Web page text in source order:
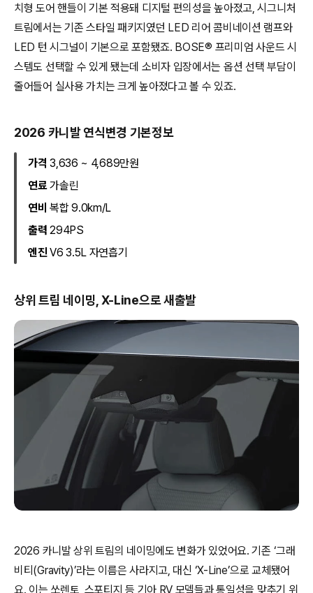
치형 도어 핸들이 기본 적용돼 디지털 편의성을 높아졌고, 시그니처
트림에서는 기존 스타일 패키지였던 LED 리어 콤비네이션 램프와
LED 턴 시그널이 기본으로 포함됐죠. BOSE® 프리미엄 사운드 시
스템도 선택할 수 있게 됐는데 소비자 입장에서는 옵션 선택 부담이
줄어들어 실사용 가치는 크게 높아졌다고 볼 수 있죠.
2026 카니발 연식변경 기본정보
가격 3,636 ~ 4,689만원
연료가솔린
연비 복합 9.0km/L
출력 294PS
엔진V6 3.5L 자연흡기
상위 트림 네이밍, X-Line으로 새출발
2026 카니발 상위 트림의 네이밍에도 변화가 있었어요. 기존 ‘그래
비티(Gravity)’라는 이름은 사라지고, 대신 ‘X-Line’으로 교체됐어
요. 이는 쏘렌토, 스포티지 등 기아 RV 모델들과 통일성을 맞추기 위